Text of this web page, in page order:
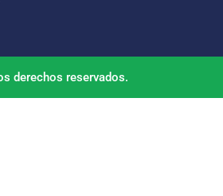
derechos reservados.